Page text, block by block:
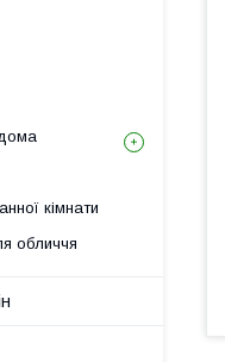
кімнати
обличчя